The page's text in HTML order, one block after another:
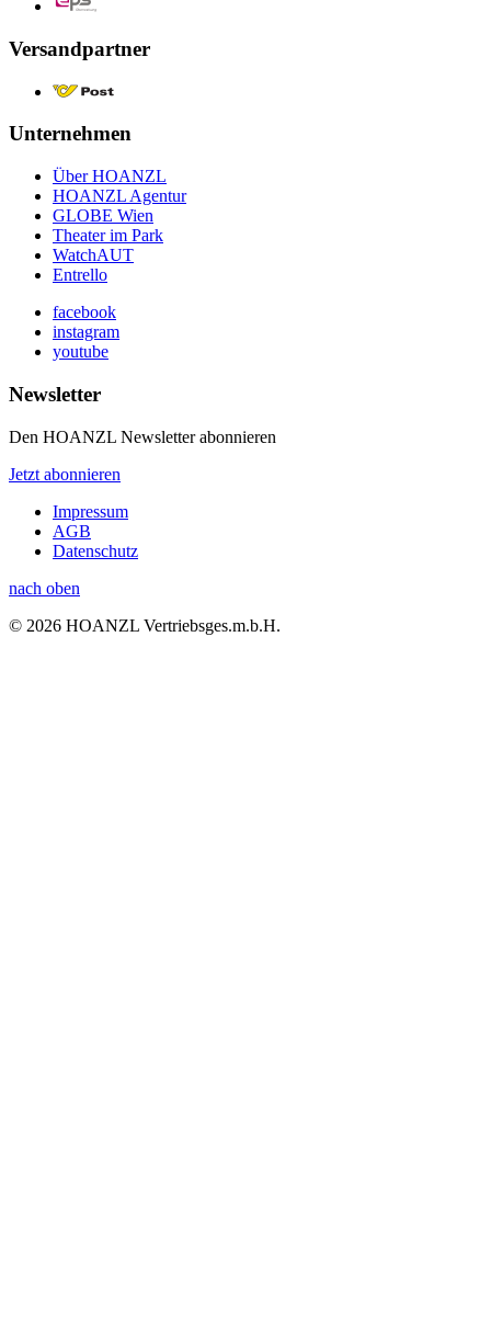
Versandpartner
Unternehmen
Über HOANZL
HOANZL Agentur
GLOBE Wien
Theater im Park
WatchAUT
Entrello
facebook
instagram
youtube
Newsletter
Den HOANZL Newsletter abonnieren
Jetzt abonnieren
Impressum
AGB
Datenschutz
nach oben
© 2026 HOANZL Vertriebsges.m.b.H.